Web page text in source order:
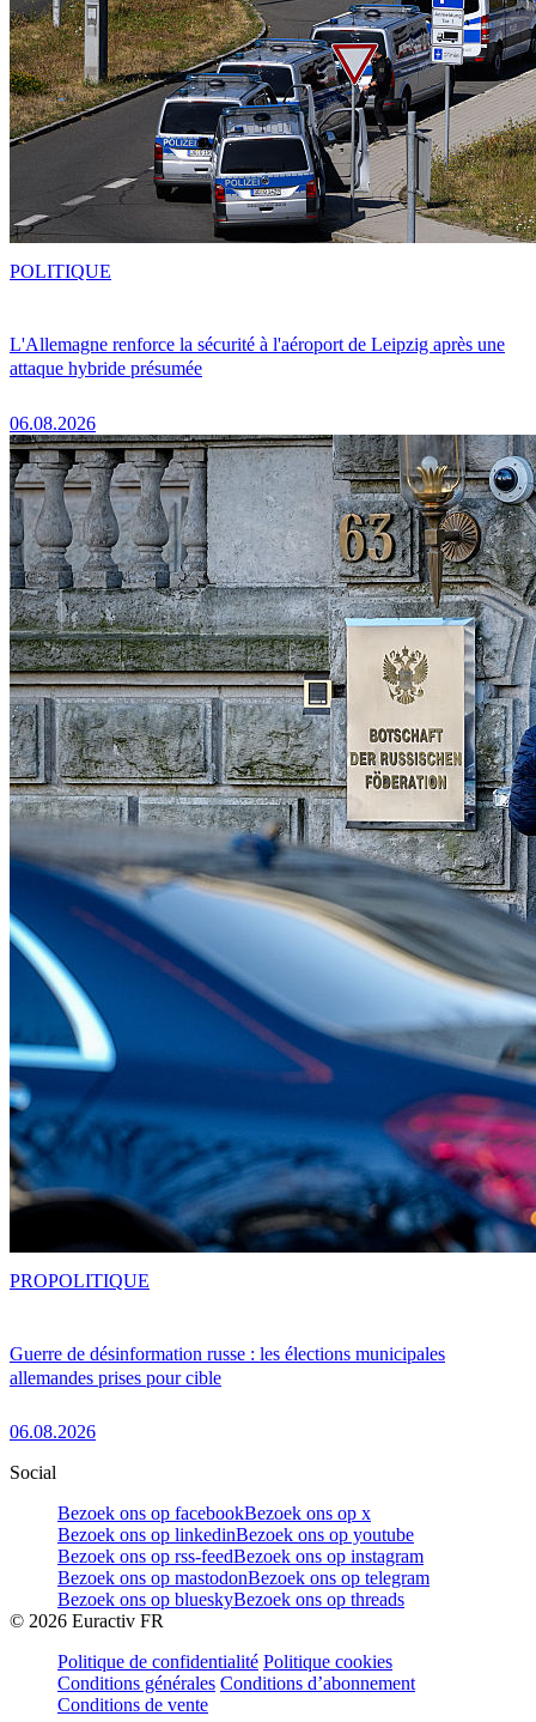
L'Allemagne renforce la sécurité à l'aéroport de Leipzig après une
attaque hybride présumée
06.08.2026
POLITIQUE
Guerre de désinformation russe : les élections municipales
allemandes prises pour cible
06.08.2026
PROPOLITIQUE
Social
Bezoek ons op facebookBezoek ons op x
Bezoek ons op linkedinBezoek ons op youtube
Bezoek ons op rss-feedBezoek ons op instagram
Bezoek ons op mastodonBezoek ons op telegram
Bezoek ons op blueskyBezoek ons op threads
© 2026 Euractiv FR
Politique de confidentialité Politique cookies
Conditions générales Conditions d’abonnement
Conditions de vente